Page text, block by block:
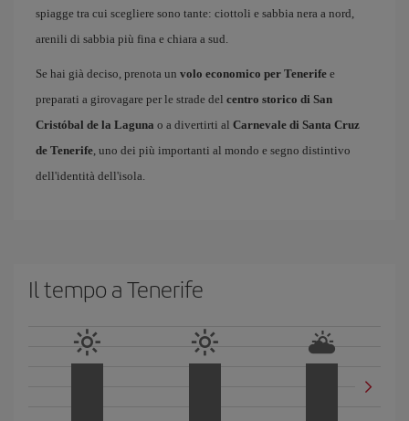
spiagge tra cui scegliere sono tante: ciottoli e sabbia nera a nord,
arenili di sabbia più fina e chiara a sud.
Se hai già deciso, prenota un volo economico per Tenerife e
preparati a girovagare per le strade del centro storico di San
Cristóbal de la Laguna o a divertirti al Carnevale di Santa Cruz
de Tenerife, uno dei più importanti al mondo e segno distintivo
dell'identità dell'isola.
Il tempo a Tenerife